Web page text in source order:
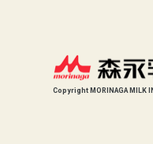
Copyright MORINAGA MILK